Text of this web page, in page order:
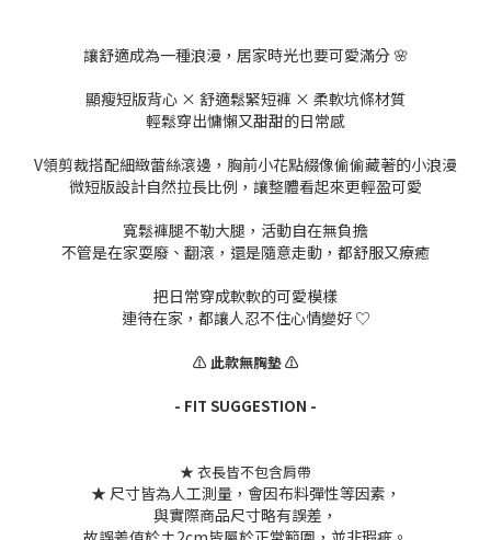
讓舒適成為一種浪漫，居家時光也要可愛滿分 🌸
顯瘦短版背心 × 舒適鬆緊短褲 × 柔軟坑條材質
輕鬆穿出慵懶又甜甜的日常感
V領剪裁搭配細緻蕾絲滾邊，胸前小花點綴像偷偷藏著的小浪漫
微短版設計自然拉長比例，讓整體看起來更輕盈可愛
寬鬆褲腿不勒大腿，活動自在無負擔
不管是在家耍廢、翻滾，還是隨意走動，都舒服又療癒
把日常穿成軟軟的可愛模樣
連待在家，都讓人忍不住心情變好 ♡
⚠️ 此款無胸墊 ⚠️
- FIT SUGGESTION -
★ 衣長皆不包含肩帶
★ 尺寸皆為人工測量，會因布料彈性等因素，
與實際商品尺寸略有誤差，